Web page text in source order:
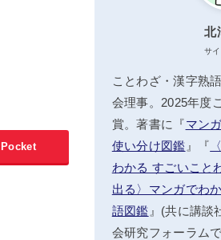
Pocket
北
サ
ことわざ・漢字熟
会理事。2025年度
賞。著書に『マン
使い分け図鑑 』『
わかる すごいこと
出る〉マンガでわ
語図鑑 』(共に講談
会研究フォーラム